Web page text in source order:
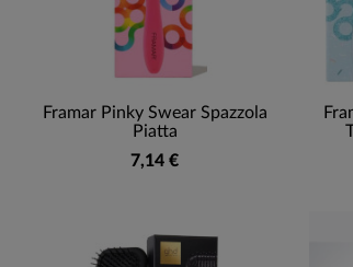
Framar Pinky Swear Spazzola
Piatta
7,14 €